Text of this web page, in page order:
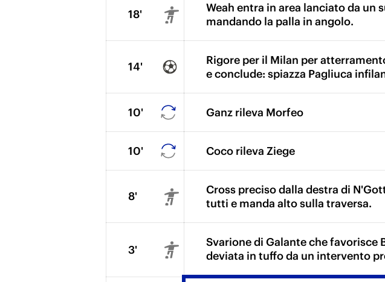
18'
Weah entra in area lanciato da un
mandando la palla in angolo.
14'
Rigore per il Milan per
e conclude: spiazza Pagliuca
10' Ganz rileva Morfeo
10' Coco rileva Ziege
8'
Cross preciso dalla destra di
tutti e manda alto sulla traversa.
3'
Svarione di Galante che
deviata in tuffo da un intervento